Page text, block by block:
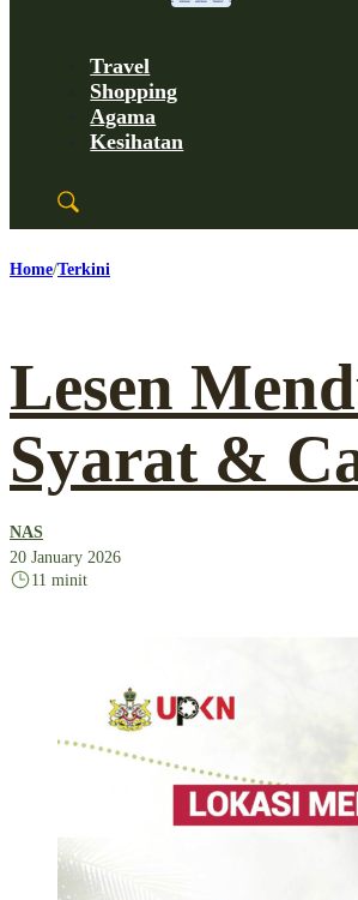
Travel
Shopping
Agama
Kesihatan
Home Terkini
Lesen
Syarat &
NAS
20 January 2026
11 minit